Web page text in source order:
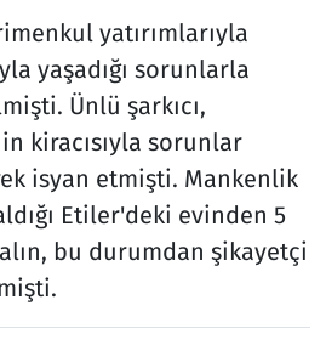
yatırımlarıyla
yaşadığı sorunlarla
Ünlü şarkıcı,
kiracısıyla sorunlar
isyan etmişti. Mankenlik
Etiler'deki evinden 5
bu durumdan şikayetçi